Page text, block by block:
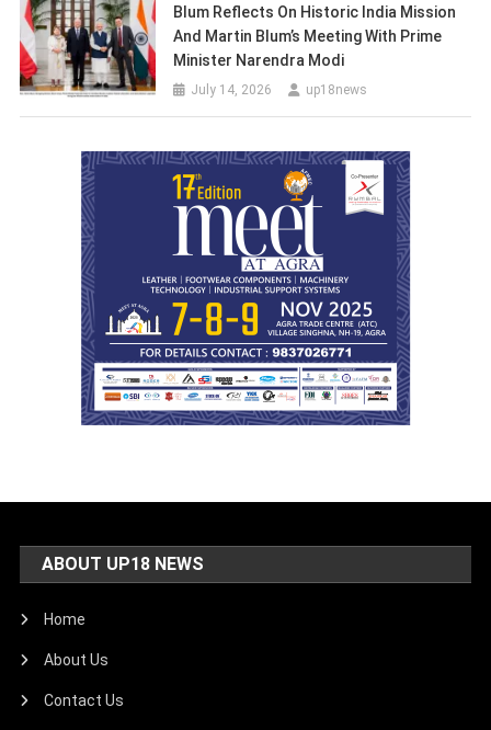
Blum Reflects On Historic India Mission
And Martin Blum’s Meeting With Prime
Minister Narendra Modi
July 14, 2026 up18news
ABOUT UP18 NEWS
Home
About Us
Contact Us